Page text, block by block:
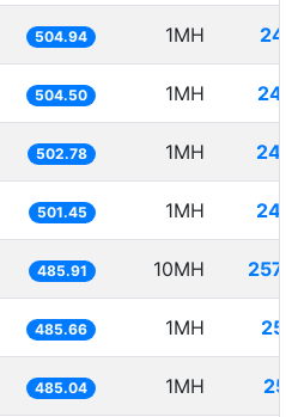
504.94 1MH
504.50 1MH
502.78 1MH
501.45 1MH
485.91 10MH
485.66 1MH
485.04 1MH